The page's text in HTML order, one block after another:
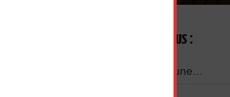
Les conseils les plus lus :
Message pour exciter une...